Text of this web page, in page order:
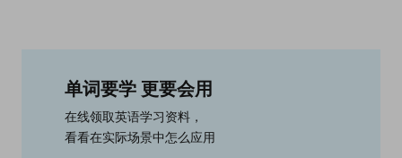
单词要学 更要会用
在线领取英语学习资料，
看看在实际场景中怎么应用